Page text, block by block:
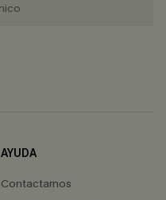
AYUDA
Contactarnos